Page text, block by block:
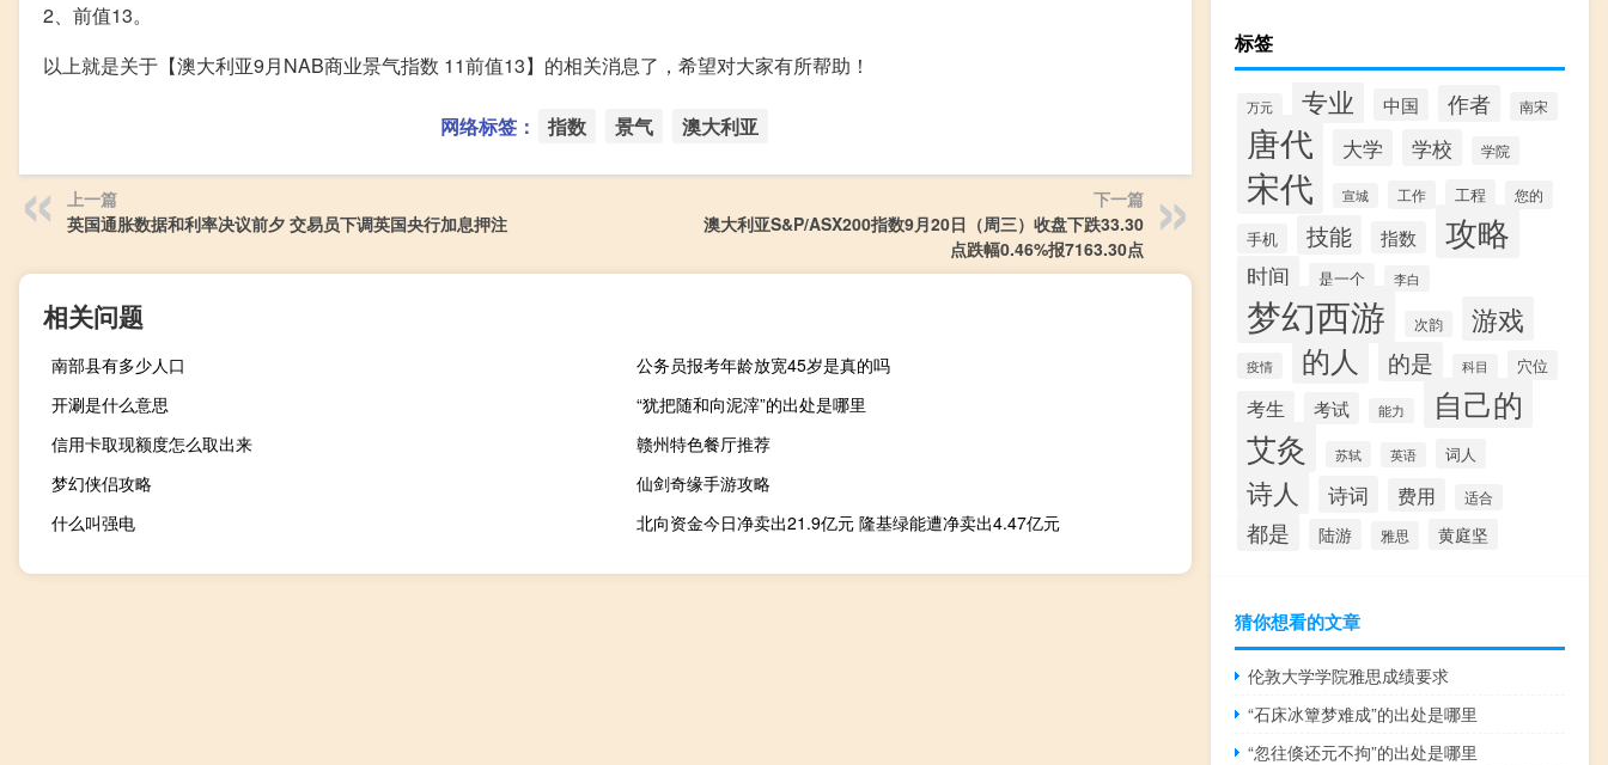
2、前值13。
以上就是关于【澳大利亚9月NAB商业景气指数 11前值13】的相关消息了，希望对大家有所帮助！
网络标签： 指数 景气 澳大利亚
上一篇
英国通胀数据和利率决议前夕 交易员下调英国央行加息押注
下一篇
澳大利亚S&P/ASX200指数9月20日（周三）收盘下跌33.30
点跌幅0.46%报7163.30点
相关问题
南部县有多少人口
公务员报考年龄放宽45岁是真的吗
开涮是什么意思
“犹把随和向泥滓”的出处是哪里
信用卡取现额度怎么取出来
赣州特色餐厅推荐
梦幻侠侣攻略
仙剑奇缘手游攻略
什么叫强电
北向资金今日净卖出21.9亿元 隆基绿能遭净卖出4.47亿元
标签
万元 专业 中国 作者 南宋
唐代 大学 学校 学院
宋代 宣城 工作 工程 您的
手机 技能 指数 攻略
时间 是一个 李白
梦幻西游 次韵 游戏
疫情 的人 的是 科目 穴位
考生 考试 能力
自己的
艾灸
苏轼 英语 词人
诗人 诗词 费用 适合
都是 陆游 雅思 黄庭坚
猜你想看的文章
伦敦大学学院雅思成绩要求
“石床冰簟梦难成”的出处是哪里
“忽往倏还元不拘”的出处是哪里